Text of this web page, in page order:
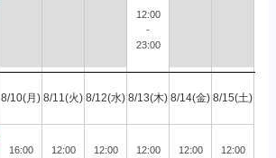
12:00
-
23:00
8/10(月) 8/11(火) 8/12(水) 8/13(木) 8/14(金) 8/15(土)
16:00
12:00
12:00
12:00
12:00
12:00